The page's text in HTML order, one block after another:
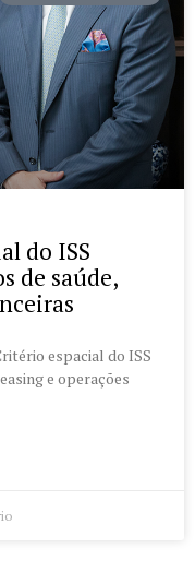
do ISS
de saúde,
espacial do ISS
e operações